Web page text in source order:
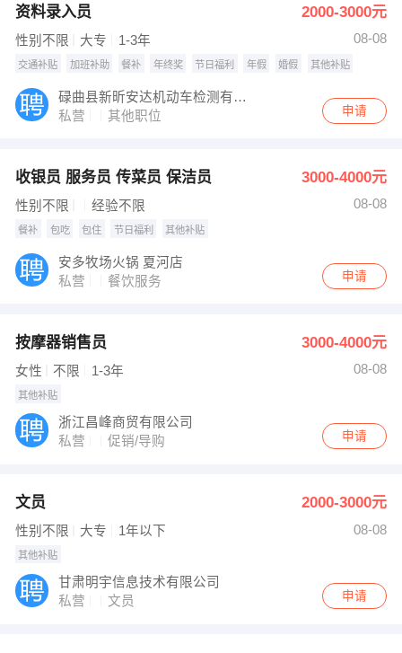
资料录入员 2000-3000元
性别不限 大专 1-3年 08-08
交通补贴 加班补助 餐补 年终奖 节日福利 年假 婚假 其他补贴
碌曲县新昕安达机动车检测有限公司
私营
其他职位 申请
收银员 服务员 传菜员 保洁员 3000-4000元
性别不限 经验不限 08-08
餐补 包吃 包住 节日福利 其他补贴
安多牧场火锅 夏河店
私营
餐饮服务 申请
按摩器销售员 3000-4000元
女性 不限 1-3年 08-08
其他补贴
浙江昌峰商贸有限公司
私营
促销/导购 申请
文员 2000-3000元
性别不限 大专 1年以下 08-08
其他补贴
甘肃明宇信息技术有限公司
私营
文员 申请